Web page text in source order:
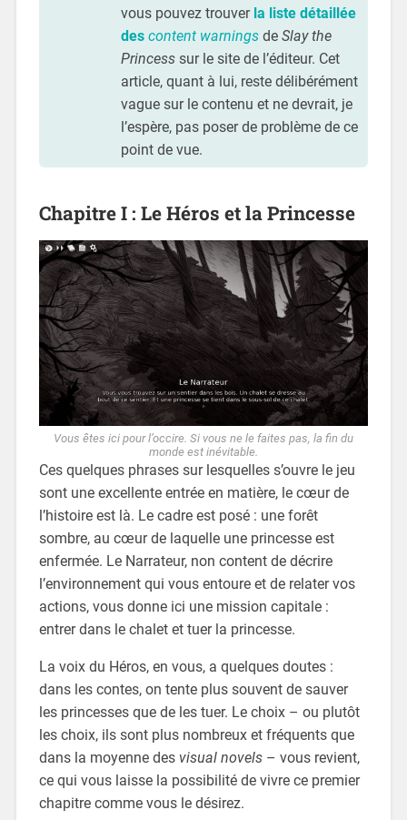
vous pouvez trouver la liste détaillée
des content warningsde Slay the
Princesssur le site de l’éditeur. Cet
article, quant à lui, reste délibérément
vague sur le contenu et ne devrait, je
l’espère, pas poser de problème de ce
point de vue.
Chapitre I : Le Héros et la Princesse
Vous êtes ici pour l’occire. Si vous ne le faites pas, la fin du
monde est inévitable.
Ces quelques phrases sur lesquelles s’ouvre le jeu
sont une excellente entrée en matière, le cœur de
l’histoire est là. Le cadre est posé : une forêt
sombre, au cœur de laquelle une princesse est
enfermée. Le Narrateur, non content de décrire
l’environnement qui vous entoure et de relater vos
actions, vous donne ici une mission capitale :
entrer dans le chalet et tuer la princesse.
La voix du Héros, en vous, a quelques doutes :
dans les contes, on tente plus souvent de sauver
les princesses que de les tuer. Le choix – ou plutôt
les choix, ils sont plus nombreux et fréquents que
dans la moyenne des visual novels– vous revient,
ce qui vous laisse la possibilité de vivre ce premier
chapitre comme vous le désirez.